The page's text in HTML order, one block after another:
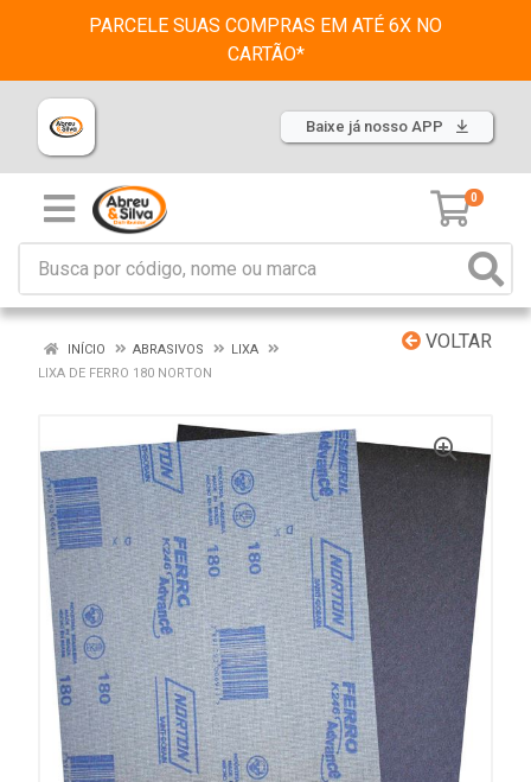
PARCELE SUAS COMPRAS EM ATÉ 6X NO
CARTÃO*
Baixe já nosso APP
0
VOLTAR
INÍCIO ABRASIVOS
LIXA
LIXA DE FERRO 180 NORTON